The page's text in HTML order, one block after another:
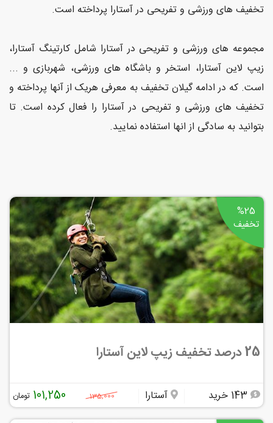
ورزشی
تفریحی
رستوران
و کافی
شاپ
تخفیف های ورزشی و تفریحی در آستارا پرداخته است.
مجموعه های ورزشی و تفریحی در آستارا شامل کارتینگ آستارا،
زیپ لاین آستارا، استخر و باشگاه های ورزشی، شهربازی و ...
است. که در ادامه گیلان تخفیف به معرفی هریک از آنها پرداخته و
تخفیف های ورزشی و تفریحی در آستارا را فعال کرده است. تا
بتوانید به سادگی از انها استفاده نمایید.
%25
تخفیف
25 درصد تخفیف زیپ لاین آستارا
آستارا 135,000
101,250 تومان